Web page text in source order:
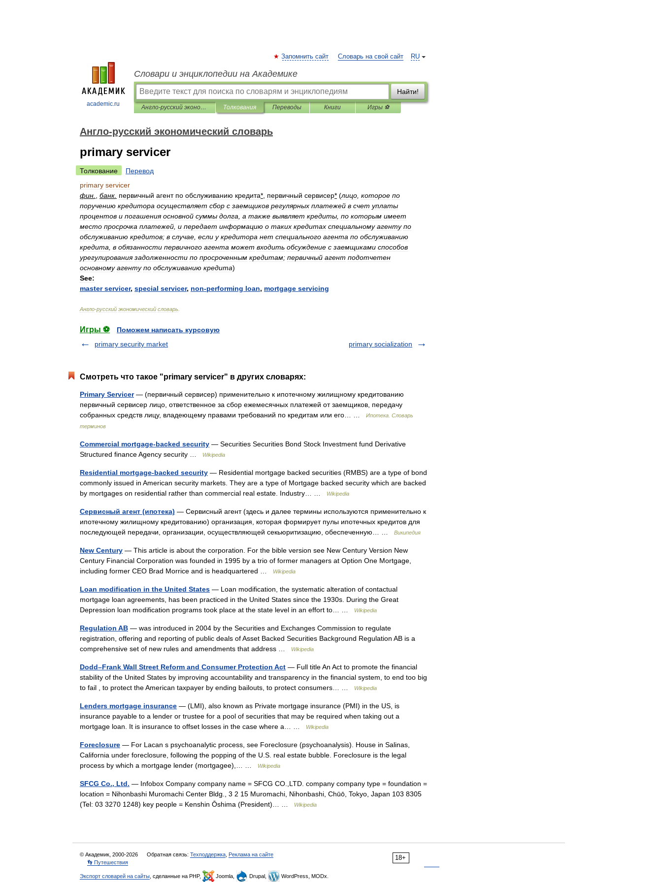
academic.ru
RU
Запомнить сайт Словарь на свой сайт
Словари и энциклопедии на Академике
Найти!
Англо-русский экономический словарь Толкования Переводы Книги Игры ⚽
Англо-русский экономический словарь
primary servicer
Толкование
Перевод
primary servicer
фин
банк первичный агент по обслуживанию кредита* первичный сервисер* (лицо которое по
поручению кредитора осуществляет сбор с заемщиков регулярных платежей в счет уплаты
процентов и погашения основной суммы долга а также выявляет кредиты по которым имеет
место просрочка платежей и передает информацию о таких кредитах специальному агенту по
обслуживанию кредитов; в случае если у кредитора нет специального агента по обслуживанию
кредита в обязанности первичного агента может входить обсуждение с заемщиками способов
урегулирования задолженности по просроченным кредитам; первичный агент подотчетен
основному агенту по обслуживанию кредита)
See:
master servicer, special servicer, non-performing loan, mortgage servicing
Англо-русский экономический словарь
Игры ⚽
Поможем написать курсовую
primary security market
primary socialization
Смотреть что такое "primary servicer" в других словарях:
Primary Servicer— (первичный сервисер) применительно к ипотечному жилищному кредитованию
первичный сервисер лицо, ответственное за сбор ежемесячных платежей от заемщиков, передачу
собранных средств лицу, владеющему правами требований по кредитам или его… …
Ипотека. Словарь
терминов
Commercial mortgage-backed security — Securities Securities Bond Stock Investment fund Derivative
Structured finance Agency security …
Wikipedia
Residential mortgage-backed security — Residential mortgage backed securities (RMBS) are a type of bond
commonly issued in American security markets. They are a type of Mortgage backed security which are backed
by mortgages on residential rather than commercial real estate. Industry… …
Wikipedia
Сервисный агент (ипотека) — Сервисный агент (здесь и далее термины используются применительно к
ипотечному жилищному кредитованию) организация, которая формирует пулы ипотечных кредитов для
последующей передачи, организации, осуществляющей секьюритизацию, обеспеченную… …
Википедия
New Century — This article is about the corporation. For the bible version see New Century Version New
Century Financial Corporation was founded in 1995 by a trio of former managers at Option One Mortgage,
including former CEO Brad Morrice and is headquartered …
Wikipedia
Loan modification in the United States — Loan modification, the systematic alteration of contactual
mortgage loan agreements, has been practiced in the United States since the 1930s. During the Great
Depression loan modification programs took place at the state level in an effort to… …
Wikipedia
Regulation AB — was introduced in 2004 by the Securities and Exchanges Commission to regulate
registration, offering and reporting of public deals of Asset Backed Securities Background Regulation AB is a
comprehensive set of new rules and amendments that address …
Wikipedia
Dodd–Frank Wall Street Reform and Consumer Protection Act — Full title An Act to promote the financial
stability of the United States by improving accountability and transparency in the financial system, to end too big
to fail , to protect the American taxpayer by ending bailouts, to protect consumers… …
Wikipedia
Lenders mortgage insurance — (LMI), also known as Private mortgage insurance (PMI) in the US, is
insurance payable to a lender or trustee for a pool of securities that may be required when taking out a
mortgage loan. It is insurance to offset losses in the case where a… …
Wikipedia
Foreclosure — For Lacan s psychoanalytic process, see Foreclosure (psychoanalysis). House in Salinas,
California under foreclosure, following the popping of the U.S. real estate bubble. Foreclosure is the legal
process by which a mortgage lender (mortgagee),… …
Wikipedia
SFCG Co., Ltd. — Infobox Company company name = SFCG CO.,LTD. company company type = foundation =
location = Nihonbashi Muromachi Center Bldg., 3 2 15 Muromachi, Nihonbashi, Chūō, Tokyo, Japan 103 8305
(Tel: 03 3270 1248) key people = Kenshin Ōshima (President)… …
Wikipedia
18+
© Академик, 2000-2026 Обратная связь: Техподдержка Реклама на сайте
👣 Путешествия
Экспорт словарей на сайты , сделанные на PHP, Joomla, Drupal, WordPress, MODx.